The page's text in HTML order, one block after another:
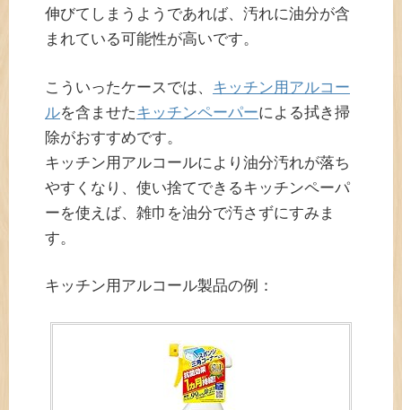
伸びてしまうようであれば、汚れに油分が含
まれている可能性が高いです。
こういったケースでは、 キッチン用アルコー
ルを含ませたキッチンペーパーによる拭き掃
除がおすすめです。
キッチン用アルコールにより油分汚れが落ち
やすくなり、使い捨てできるキッチンペーパ
ーを使えば、雑巾を油分で汚さずにすみま
す。
キッチン用アルコール製品の例：